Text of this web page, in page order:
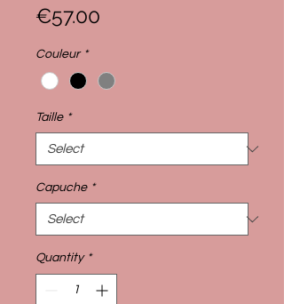
€57.00
Couleur *
Taille *
Capuche *
Quantity *